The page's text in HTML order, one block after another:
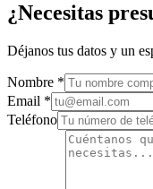
¿Necesitas
Déjanos tus datos y un
Nombre *
Email *
Teléfono